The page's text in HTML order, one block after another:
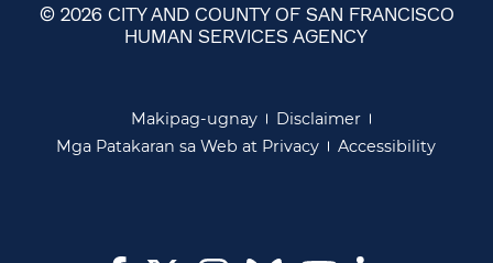
© 2026 CITY AND COUNTY OF SAN FRANCISCO
HUMAN SERVICES AGENCY
Makipag-ugnay​​
Disclaimer​​
Mga Patakaran sa Web at Privacy​​
Accessibility​​